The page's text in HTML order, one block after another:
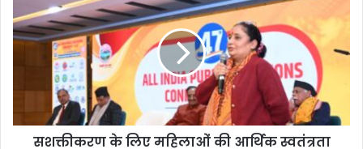
सशक्तीकरण के लिए महिलाओं की आर्थिक स्वतंत्रता